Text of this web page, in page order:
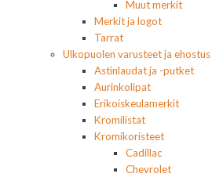
Muut merkit
Merkit ja logot
Tarrat
Ulkopuolen varusteet ja ehostus
Astinlaudat ja -putket
Aurinkolipat
Erikoiskeulamerkit
Kromilistat
Kromikoristeet
Cadillac
Chevrolet